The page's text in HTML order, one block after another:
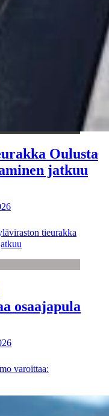
Oulusta
jatkuu
tieurakka
osaajapula
varoittaa: